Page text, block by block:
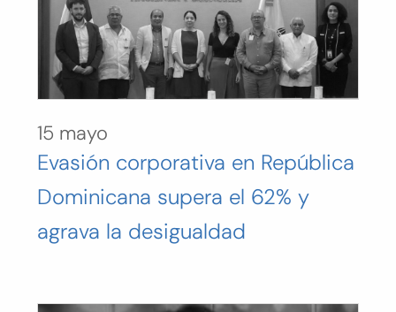
15 mayo
Evasión corporativa en República
Dominicana supera el 62% y
agrava la desigualdad